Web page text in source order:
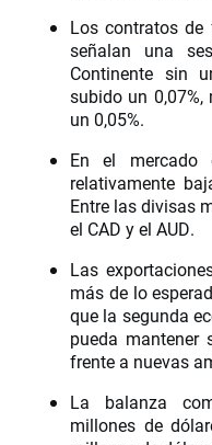
Los contratos de
señalan una
Continente sin
subido un
un 0,05%.
En el mercado
relativamente
Entre las divisas
el CAD y el AUD.
Las
más de lo
que la segunda
pueda mantener
frente a nuevas
La balanza
millones de